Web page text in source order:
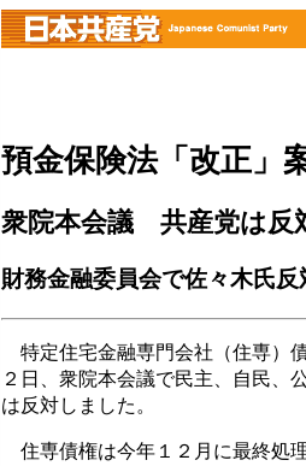
預金保険法「改正」
衆院本会議 共産党は反
財務金融委員会で佐々木氏反
特定住宅金融専門会社（住専）
２日、衆院本会議で民主、自民、
は反対しました。
住専債権は今年１２月に最終処